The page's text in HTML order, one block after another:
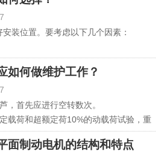
封圈装配不良或失效损坏，应拆下检修
停机后，应拧紧螺钉。
圈磨损严重，转子铁心位移，或因其他
锥形转子与定子间隙太小发生扫膛，
，应拆下支撑圈进行过鞥换，调整定子
或送到维修厂进行修理。通过对电动
电动葫芦检修人员处理故障时，知道
率，此外，也为操作人员提供了现场
装位置。要考虑以下几个因素：
，因此要选在方便接通电源和控制器
毒物质，避免安装在强风、地震等灾
和高度，确定电动葫芦的安装高度和
如何做维护工作？
，首先应进行空转数次。
载荷和超额定荷10%的动载荷试验，重
部分和连线部分是否正常可靠。
，提起载荷距地面约100mm，悬空10
面制动电机的结构和特点